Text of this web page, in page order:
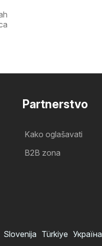
Partnerstvo
Kako oglašavati
B2B zona
Slovenija Türkiye Україна